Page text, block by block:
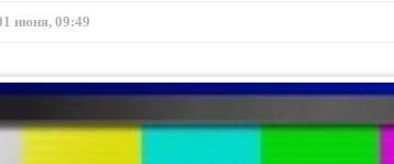
июня, 09:49